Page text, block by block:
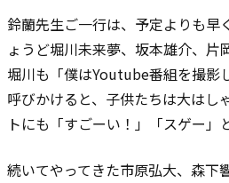
鈴蘭先生ご一行は、予定よりも早
ょうど堀川未来夢、坂本雄介、片
堀川も「僕はYoutube番組を撮影
呼びかけると、子供たちは大はし
トにも「すごーい！」「スゲー」
続いてやってきた市原弘大、森下